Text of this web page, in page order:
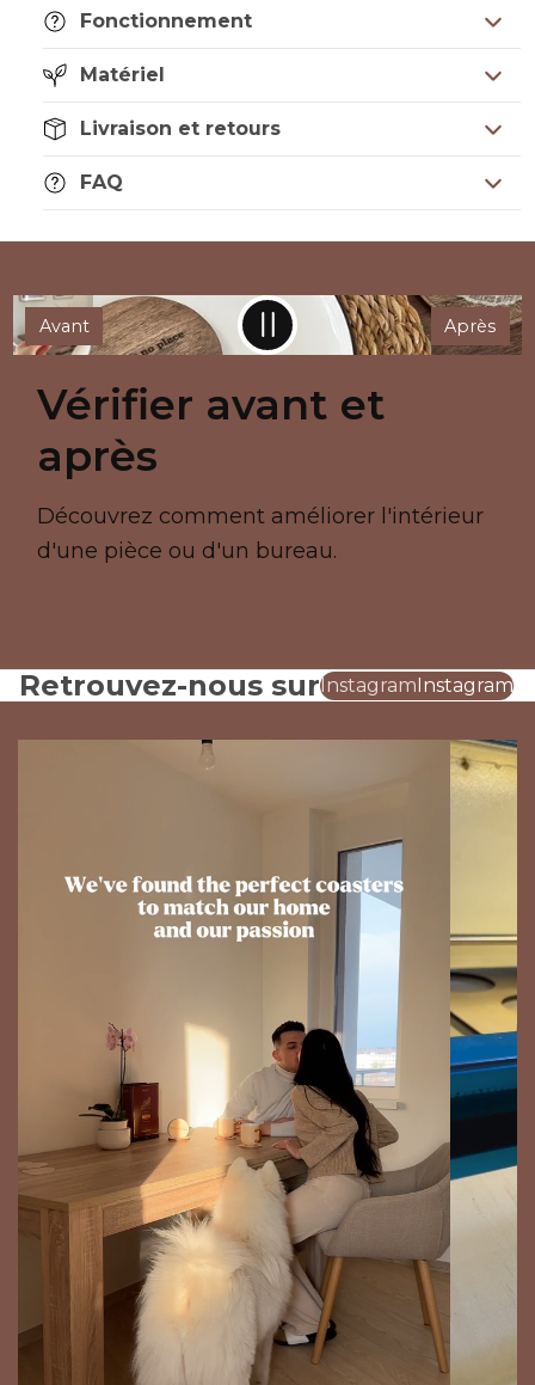
Fonctionnement
Matériel
Livraison et retours
FAQ
Après
Avant
Vérifier avant et
après
Découvrez comment améliorer l'intérieur
d'une pièce ou d'un bureau.
Retrouvez-nous surInstagramInstagram